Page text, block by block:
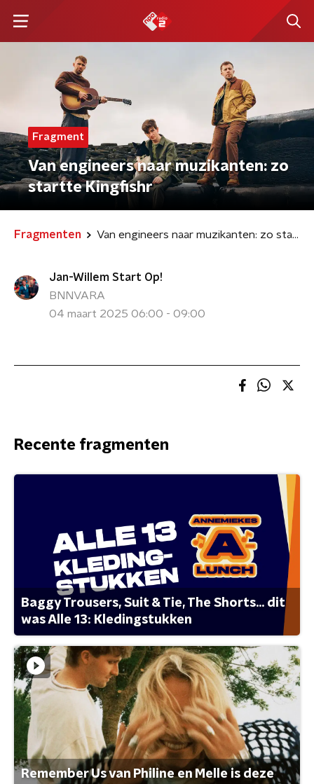
Fragment
Van engineers naar muzikanten: zo
startte Kingfishr
Fragmenten Van engineers naar muzikanten: zo startte Kingfishr
Jan-Willem Start Op!
BNNVARA
04 maart 2025 06:00 - 09:00
Recente fragmenten
Baggy Trousers, Suit & Tie, The Shorts... dit
was Alle 13: Kledingstukken
Remember Us van Philine en Melle is deze